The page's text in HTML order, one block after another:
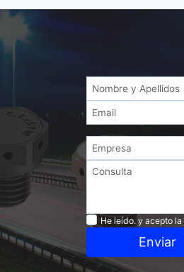
Privacidad
He leído. y acepto la
Enviar